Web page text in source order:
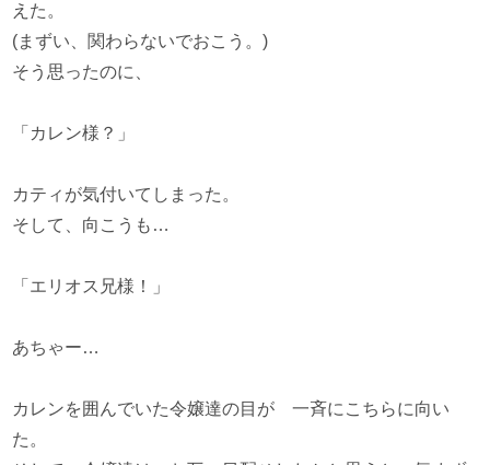
えた。
(まずい、関わらないでおこう。)
そう思ったのに、
「カレン様？」
カティが気付いてしまった。
そして、向こうも…
「エリオス兄様！」
あちゃー…
カレンを囲んでいた令嬢達の目が 一斉にこちらに向い
た。